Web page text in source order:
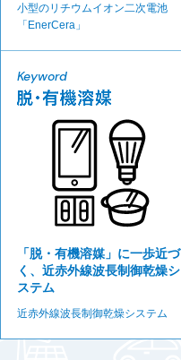
小型のリチウムイオン二次電池
「EnerCera」
Keyword
「脱・有機溶媒」に一歩近づ
く、 近赤外線波長制御乾燥シ
ステム
近赤外線波長制御乾燥システム